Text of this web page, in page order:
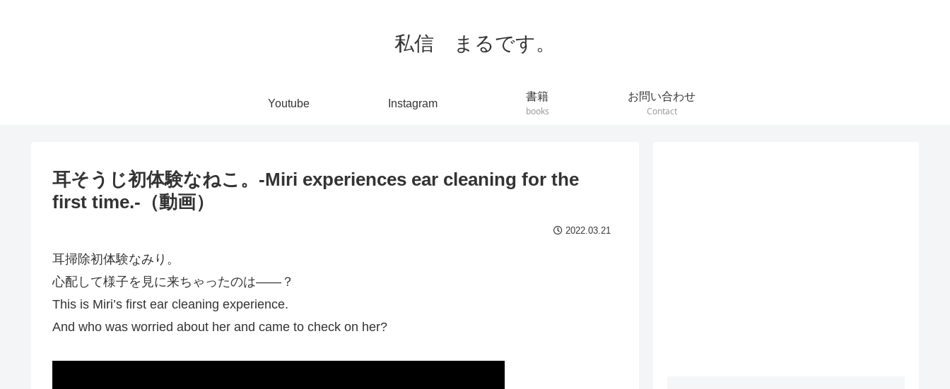
私信 まるです。
Youtube Instagram
書籍
books
お問い合わせ
Contact
耳そうじ初体験なねこ。-Miri experiences ear cleaning for the
first time.-（動画）
2022.03.21
耳掃除初体験なみり。
心配して様子を見に来ちゃったのは――？
This is Miri’s first ear cleaning experience.
And who was worried about her and came to check on her?